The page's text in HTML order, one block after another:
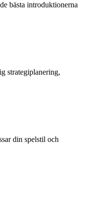
bästa introduktionerna
strategiplanering,
din spelstil och